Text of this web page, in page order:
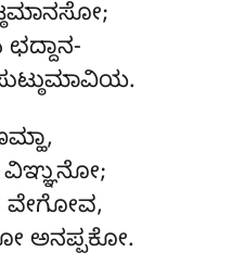
ವಿಞ್ಞುನೋ;
ವೇಗೋವ,
ಅನಪ್ಪಕೋ.